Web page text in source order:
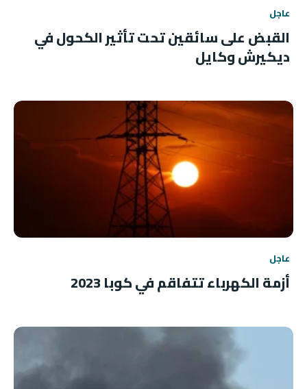
عاجل
القبض على سائقين تحت تأثير الكحول في
ديكيرش وكايل
عاجل
أزمة الكهرباء تتفاقم في كوبا 2023